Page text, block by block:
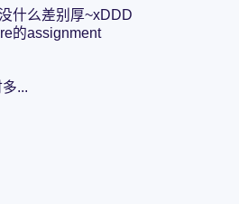
什么差别厚~xDDD
的assignment
...